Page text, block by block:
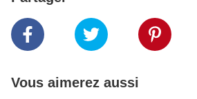
Vous aimerez aussi